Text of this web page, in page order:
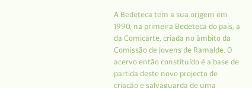
A Bedeteca tem a sua origem em
1990, na primeira Bedeteca do país, a
da Comicarte, criada no âmbito da
Comissão de Jovens de Ramalde. O
acervo então constituído é a base de
partida deste novo projecto de
criação e salvaguarda de uma